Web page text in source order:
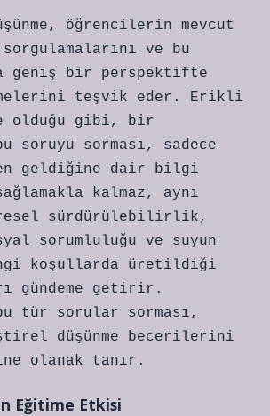
öğrencilerin mevcut
ve bu
geniş bir perspektifte
teşvik eder. Erikli
olduğu gibi, bir
soruyu sorması, sadece
geldiğine dair bilgi
kalmaz, aynı
sürdürülebilirlik,
sorumluluğu ve suyun
koşullarda üretildiği
gündeme getirir.
tür sorular sorması,
düşünme becerilerini
olanak tanır.
Eğitime Etkisi